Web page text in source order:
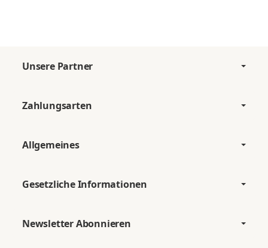
Unsere Partner
Zahlungsarten
Allgemeines
Gesetzliche Informationen
Newsletter Abonnieren